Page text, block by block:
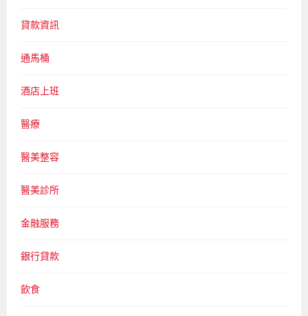
貸款資訊
通馬桶
酒店上班
醫療
醫美整容
醫美診所
金融服務
銀行貸款
飲食